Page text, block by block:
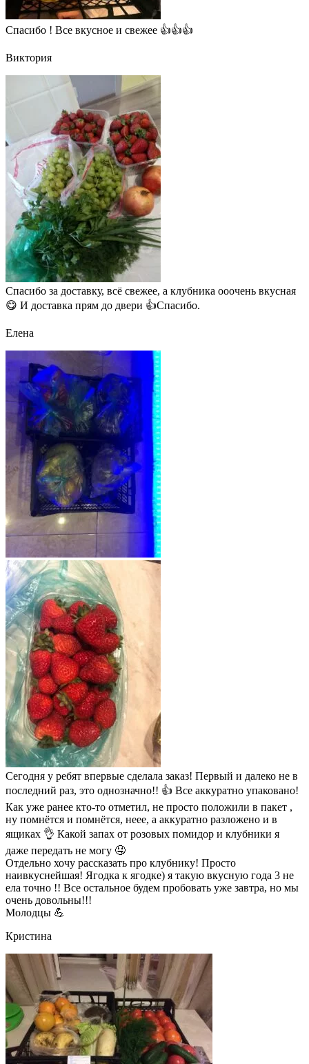
Спасибо ! Все вкусное и свежее 👍👍👍
Виктория
Спасибо за доставку, всё свежее, а клубника ооочень вкусная
😋 И доставка прям до двери 👍Спасибо.
Елена
Сегодня у ребят впервые сделала заказ! Первый и далеко не в
последний раз, это однозначно!! 👍 Все аккуратно упаковано!
Как уже ранее кто-то отметил, не просто положили в пакет ,
ну помнётся и помнётся, неее, а аккуратно разложено и в
ящиках 👌 Какой запах от розовых помидор и клубники я
даже передать не могу 🤤
Отдельно хочу рассказать про клубнику! Просто
наивкуснейшая! Ягодка к ягодке) я такую вкусную года 3 не
ела точно !! Все остальное будем пробовать уже завтра, но мы
очень довольны!!!
Молодцы 💪
Кристина